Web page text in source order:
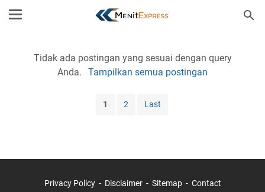
Tidak ada postingan yang sesuai dengan query
Anda.
Tampilkan semua postingan
1 2 Last
Privacy Policy Disclaimer Sitemap Contact